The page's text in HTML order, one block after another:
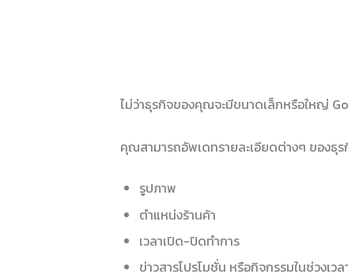
ไม่ว่าธุรกิจของคุณจะมีขนาดเล็กหรือใหญ่
คุณสามารถอัพเดทรายละเอียดต่างๆ ของธุ
รูปภาพ
ตำแหน่งร้านค้า
เวลาเปิด-ปิดทำการ
ข่าวสารโปรโมชั่น หรือกิจกรรมในช่วงเ